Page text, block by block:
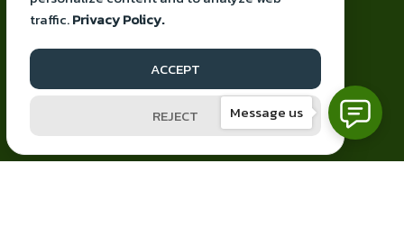
Proudly powered by knbiz
Facebook
YouTube
Mail
Message us
traffic.Privacy Policy.
ACCEPT
REJECT